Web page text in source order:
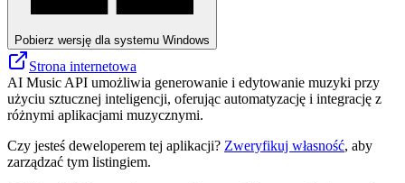
Pobierz wersję dla systemu Windows
Strona internetowa
AI Music API umożliwia generowanie i edytowanie muzyki przy
użyciu sztucznej inteligencji, oferując automatyzację i integrację z
różnymi aplikacjami muzycznymi.
Czy jesteś deweloperem tej aplikacji? Zweryfikuj własność, aby
zarządzać tym listingiem.